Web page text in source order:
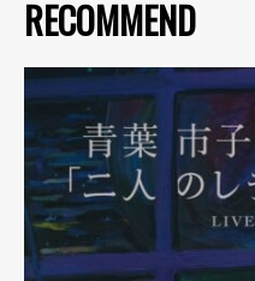
RECOMMEND